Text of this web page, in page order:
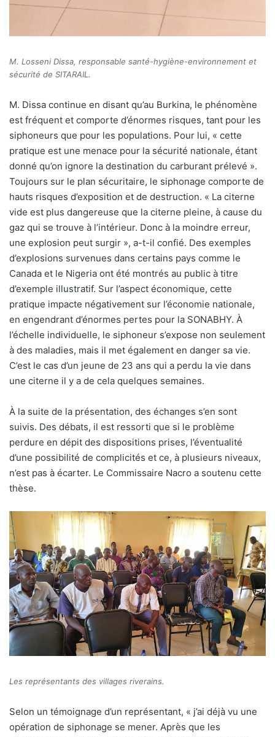
M. Losseni Dissa, responsable santé-hygiène-environnement et
sécurité de SITARAIL.
M. Dissa continue en disant qu’au Burkina, le phénomène
est fréquent et comporte d’énormes risques, tant pour les
siphoneurs que pour les populations. Pour lui, « cette
pratique est une menace pour la sécurité nationale, étant
donné qu’on ignore la destination du carburant prélevé ».
Toujours sur le plan sécuritaire, le siphonage comporte de
hauts risques d’exposition et de destruction. « La citerne
vide est plus dangereuse que la citerne pleine, à cause du
gaz qui se trouve à l’intérieur. Donc à la moindre erreur,
une explosion peut surgir », a-t-il confié. Des exemples
d’explosions survenues dans certains pays comme le
Canada et le Nigeria ont été montrés au public à titre
d’exemple illustratif. Sur l’aspect économique, cette
pratique impacte négativement sur l’économie nationale,
en engendrant d’énormes pertes pour la SONABHY. À
l’échelle individuelle, le siphoneur s’expose non seulement
à des maladies, mais il met également en danger sa vie.
C’est le cas d’un jeune de 23 ans qui a perdu la vie dans
une citerne il y a de cela quelques semaines.
À la suite de la présentation, des échanges s’en sont
suivis. Des débats, il est ressorti que si le problème
perdure en dépit des dispositions prises, l’éventualité
d’une possibilité de complicités et ce, à plusieurs niveaux,
n’est pas à écarter. Le Commissaire Nacro a soutenu cette
thèse.
Les représentants des villages riverains.
Selon un témoignage d’un représentant, « j’ai déjà vu une
opération de siphonage se mener. Après que les